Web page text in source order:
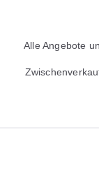
Alle Angebote